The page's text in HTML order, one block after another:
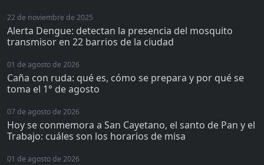
22 de noviembre de 2025
Alerta Dengue: detectan la presencia del mosquito
transmisor en 22 barrios de la ciudad
01 de agosto de 2026
Caña con ruda: qué es, cómo se prepara y por qué se
toma el 1° de agosto
07 de agosto de 2026
Hoy se conmemora a San Cayetano, el santo de Pan y el
Trabajo: cuáles son los horarios de misa
01 de agosto de 2026